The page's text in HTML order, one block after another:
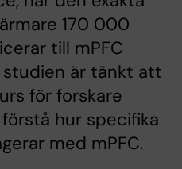
170 000
till mPFC
studien är tänkt att
för forskare
hur specifika
med mPFC.